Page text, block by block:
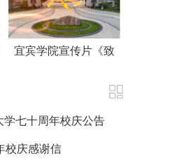
宜宾学院宣传片《致
学七十周年校庆公告
校庆感谢信